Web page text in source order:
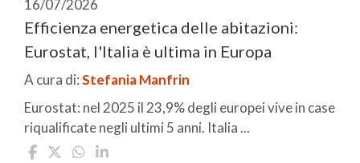
16/07/2026
Efficienza energetica delle abitazioni:
Eurostat, l'Italia è ultima in Europa
A cura di:Stefania Manfrin
Eurostat: nel 2025 il 23,9% degli europei vive in case
riqualificate negli ultimi 5 anni. Italia ...